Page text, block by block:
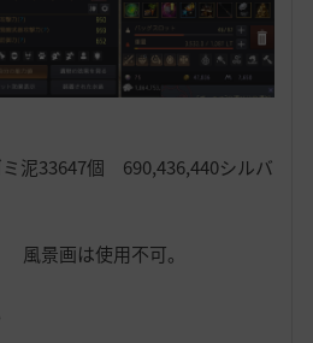
泥33647個 690,436,440シルバ
景画は使用不可。